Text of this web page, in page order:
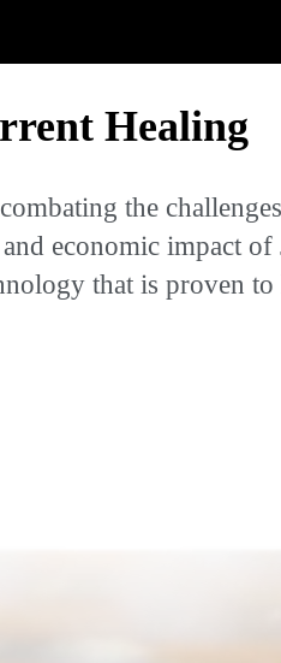
Healing
the
economic impact of
that is proven